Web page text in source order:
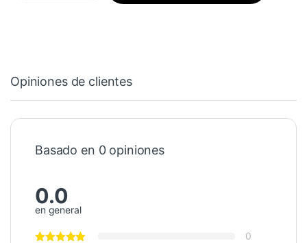
Opiniones de clientes
Basado en 0 opiniones
0.0
en general
0